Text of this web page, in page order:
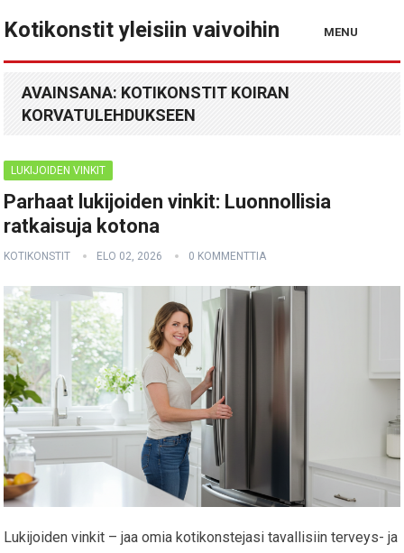
Kotikonstit yleisiin vaivoihin MENU
AVAINSANA: KOTIKONSTIT KOIRAN
KORVATULEHDUKSEEN
LUKIJOIDEN VINKIT
Parhaat lukijoiden vinkit: Luonnollisia
ratkaisuja kotona
KOTIKONSTIT ELO 02, 2026 0 KOMMENTTIA
Lukijoiden vinkit – jaa omia kotikonstejasi tavallisiin terveys- ja